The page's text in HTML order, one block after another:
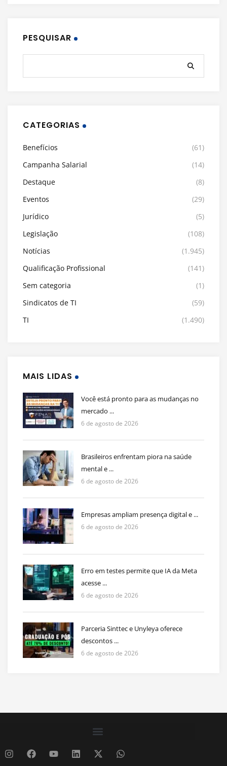
PESQUISAR
CATEGORIAS
Benefícios
(61)
Campanha Salarial
(14)
Destaque
(8)
Eventos
(29)
Jurídico
(5)
Legislação
(108)
Notícias
(1.945)
Qualificação Profissional
(141)
Sem categoria
(1)
Sindicatos de TI
(59)
TI
(1.490)
MAIS LIDAS
Você está pronto para as mudanças no
mercado ...
6 de agosto de 2026
Brasileiros enfrentam piora na saúde
mental e ...
6 de agosto de 2026
Empresas ampliam presença digital e ...
6 de agosto de 2026
Erro em testes permite que IA da Meta
acesse ...
6 de agosto de 2026
Parceria Sinttec e Unyleya oferece
descontos ...
6 de agosto de 2026